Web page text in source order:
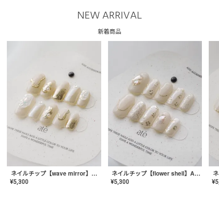
NEW ARRIVAL
新着商品
ネイルチップ【wave mirror】AE-CONA-04
¥5,300
ネイルチップ【flower shell】AE-CONA-03
¥5,300 ¥